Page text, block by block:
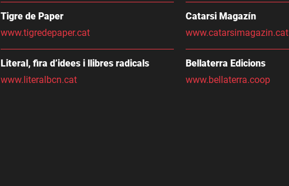
Tigre de Paper
www.tigredepaper.cat
Literal, fira d’idees i llibres radicals
www.literalbcn.cat
Catarsi Magazín
www.catarsimagazin.cat
Bellaterra Edicions
www.bellaterra.coop